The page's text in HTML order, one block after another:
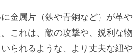
金属片（鉄や青銅など）が革や
これは、敵の攻撃や、鋭利な物
られるような、より丈夫な紐や